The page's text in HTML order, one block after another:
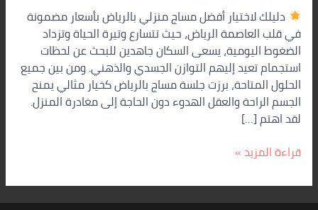
دليلك لاختيار أفضل مساج منزلي بالرياض بأسعار مضمونة
في قلب العاصمة الرياض، حيث تتسارع وتيرة الحياة وتزداد
الضغوط اليومية، يسعى السكان جاهدين للبحث عن لحظات
استجمام تعيد إليهم التوازن الجسدي والذهني. ومن بين جميع
الحلول المتاحة، برزت جلسة مساج بالرياض كخيار مثالي يمنح
الجسم الراحة والعقل الهدوء دون الحاجة إلى مغادرة المنزل.
لقد اهتم […]
قراءة المزيد »